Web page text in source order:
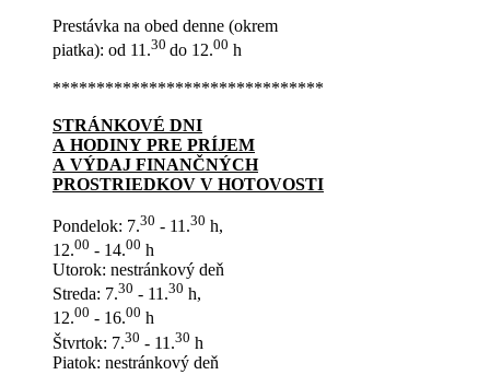
Prestávka na obed denne (okrem
piatka): od 11.30 do 12.00 h
*******************************
STRÁNKOVÉ DNI
A HODINY PRE PRÍJEM
A VÝDAJ FINANČNÝCH
PROSTRIEDKOV V HOTOVOSTI
Pondelok: 7.30 - 11.30 h,
12.00 - 14.00 h
Utorok: nestránkový deň
Streda: 7.30 - 11.30 h,
12.00 - 16.00 h
Štvrtok: 7.30 - 11.30 h
Piatok: nestránkový deň